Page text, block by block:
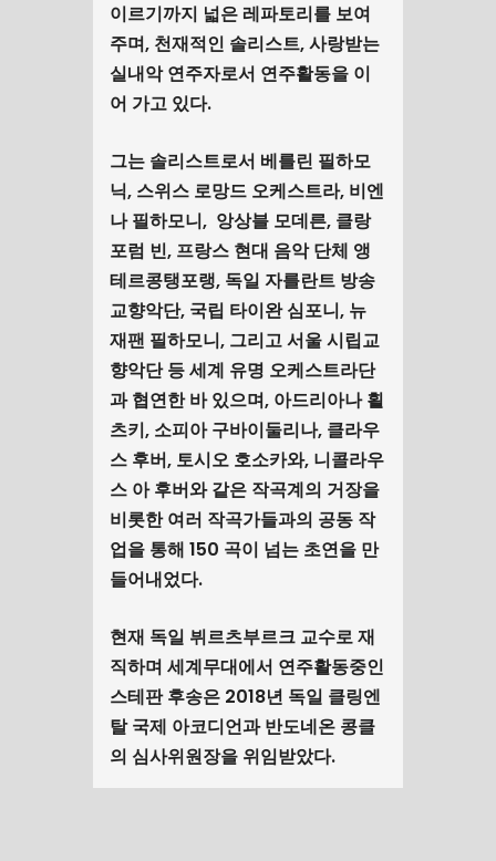
이르기까지 넓은 레파토리를 보여
주며, 천재적인 솔리스트, 사랑받는
실내악 연주자로서 연주활동을 이
어 가고 있다.
그는 솔리스트로서 베를린 필하모
닉, 스위스 로망드 오케스트라, 비엔
나 필하모니, 앙상블 모데른, 클랑
포럼 빈, 프랑스 현대 음악 단체 앵
테르콩탱포랭, 독일 자를란트 방송
교향악단, 국립 타이완 심포니, 뉴
재팬 필하모니, 그리고 서울 시립교
향악단 등 세계 유명 오케스트라단
과 협연한 바 있으며, 아드리아나 횔
츠키, 소피아 구바이둘리나, 클라우
스 후버, 토시오 호소카와, 니콜라우
스 아 후버와 같은 작곡계의 거장을
비롯한 여러 작곡가들과의 공동 작
업을 통해 150 곡이 넘는 초연을 만
들어내었다.
현재 독일 뷔르츠부르크 교수로 재
직하며 세계무대에서 연주활동중인
스테판 후송은 2018년 독일 클링엔
탈 국제 아코디언과 반도네온 콩클
의 심사위원장을 위임받았다.